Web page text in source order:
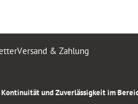
Versand & Zahlung
und Zuverlässigkeit im